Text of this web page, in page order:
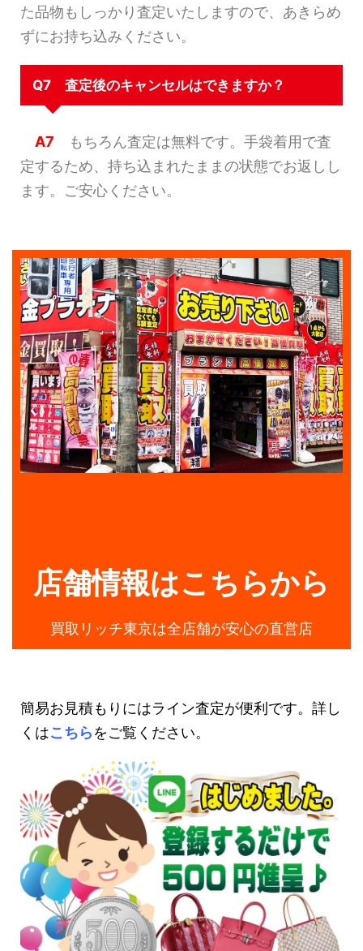
た品物もしっかり査定いたしますので、あきらめ
ずにお持ち込みください。
Q7 査定後のキャンセルはできますか？
A7 もちろん査定は無料です。手袋着用で査
定するため、持ち込まれたままの状態でお返しし
ます。ご安心ください。
店舗情報はこちらから
買取リッチ東京は全店舗が安心の直営店
簡易お見積もりにはライン査定が便利です。詳し
くはこちらをご覧ください。